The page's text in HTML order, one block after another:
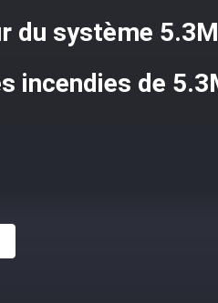
du système
incendies de